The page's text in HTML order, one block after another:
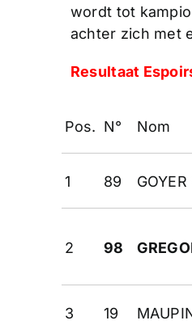
wordt tot
achter zich met
Resultaat
Pos. N° Nom
1 89
2 98
3 19